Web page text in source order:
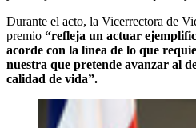
Durante el acto, la Vicerrectora de
premio “refleja un actuar
acorde con la línea de lo que
nuestra que pretende avanzar al
calidad de vida”.